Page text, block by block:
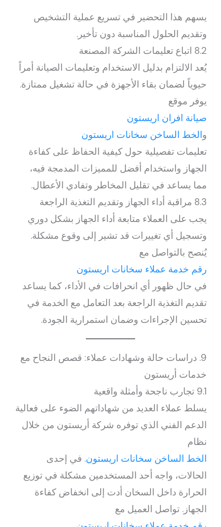
يسهم هذا التحضير في تسريع عملية التشخيص
وتقديم الحلول المناسبة دون تأخير.
8.2 اتباع تعليمات الشركة المصنعة
يُعد الالتزام بدليل الاستخدام وتعليمات الصيانة أمراً
حيوياً لضمان بقاء الأجهزة في حالة تشغيل ممتازة.
يوفر موقع
صيانة افران اريستون
والخط الساخن سخانات اريستون
تعليمات تفصيلية حول كيفية الحفاظ على كفاءة
الجهاز واستخدام أفضل للمميزات المدمجة فيه،
مما يساعد في تقليل المخاطر وتفادي الأعطال.
8.3 مراقبة أداء الجهاز وتقديم التغذية الراجعة
يجب على العملاء متابعة أداء الجهاز بشكل دوري
وتسجيل أي تغييرات قد تشير إلى وقوع مشكلة.
يُنصح بالتواصل مع
رقم خدمة عملاء سخانات اريستون
في حال ظهور أي انحرافات في الأداء، كما يساعد
تقديم التغذية الراجعة بعد التعامل مع الخدمة في
تحسين الإجراءات وضمان استمرارية الجودة.
9. دراسات حالة وشهادات عملاء: قصص النجاح مع
خدمات أريستون
9.1 تجارب ناجحة وأمثلة واقعية
يسلط عملاء العديد من شهاداتهم الضوء على فعالية
الدعم الفني الذي توفره شركة أريستون من خلال
نظام
الخط الساخن سخانات اريستون. في إحدى
الحالات، واجه أحد المستخدمين مشكلة في توزيع
الحرارة داخل السخان أدت إلى انخفاض كفاءة
الجهاز. تواصل العميل مع